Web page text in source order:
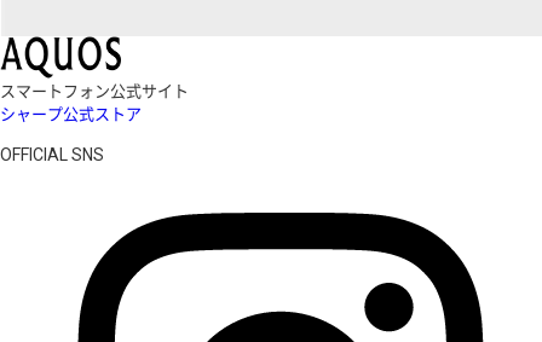
スマートフォン公式サイト
シャープ公式ストア
OFFICIAL SNS